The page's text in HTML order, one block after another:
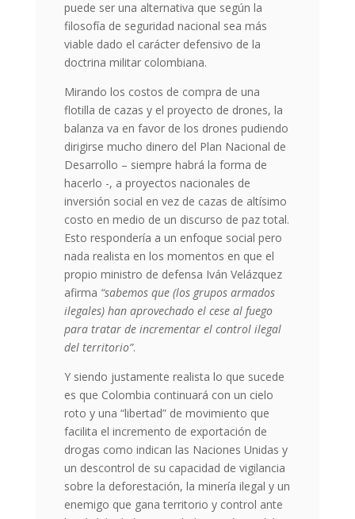
puede ser una alternativa que según la
filosofía de seguridad nacional sea más
viable dado el carácter defensivo de la
doctrina militar colombiana.
Mirando los costos de compra de una
flotilla de cazas y el proyecto de drones, la
balanza va en favor de los drones pudiendo
dirigirse mucho dinero del Plan Nacional de
Desarrollo – siempre habrá la forma de
hacerlo -, a proyectos nacionales de
inversión social en vez de cazas de altísimo
costo en medio de un discurso de paz total.
Esto respondería a un enfoque social pero
nada realista en los momentos en que el
propio ministro de defensa Iván Velázquez
afirma “sabemos que (los grupos armados
ilegales) han aprovechado el cese al fuego
para tratar de incrementar el control ilegal
del territorio”.
Y siendo justamente realista lo que sucede
es que Colombia continuará con un cielo
roto y una “libertad” de movimiento que
facilita el incremento de exportación de
drogas como indican las Naciones Unidas y
un descontrol de su capacidad de vigilancia
sobre la deforestación, la minería ilegal y un
enemigo que gana territorio y control ante